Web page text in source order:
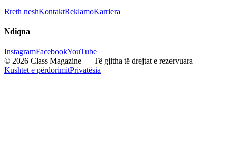
Rreth neshKontaktReklamoKarriera
Ndiqna
InstagramFacebookYouTube
© 2026 Class Magazine — Të gjitha të drejtat e rezervuara
Kushtet e përdorimitPrivatësia